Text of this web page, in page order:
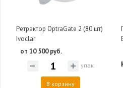
Ретрактор OptraGate 2 (80 шт)
Ivoclar
от 10 500 руб.
упак
В корзину